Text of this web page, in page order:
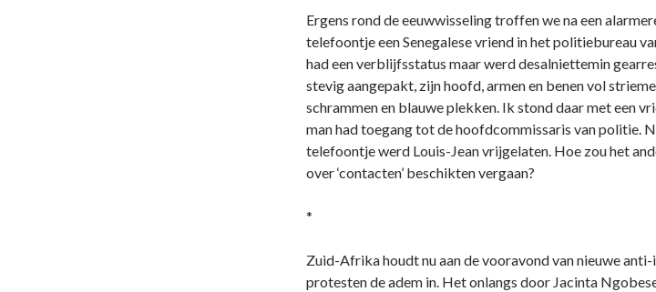
Ergens rond de eeuwwisseling troffen we na een
telefoontje een Senegalese vriend in het politiebureau
had een verblijfsstatus maar werd desalniettemin
stevig aangepakt, zijn hoofd, armen en benen vol
schrammen en blauwe plekken. Ik stond daar met een
man had toegang tot de hoofdcommissaris van politie.
telefoontje werd Louis-Jean vrijgelaten. Hoe zou het
over ‘contacten’ beschikten vergaan?
*
Zuid-Afrika houdt nu aan de vooravond van nieuwe
protesten de adem in. Het onlangs door Jacinta